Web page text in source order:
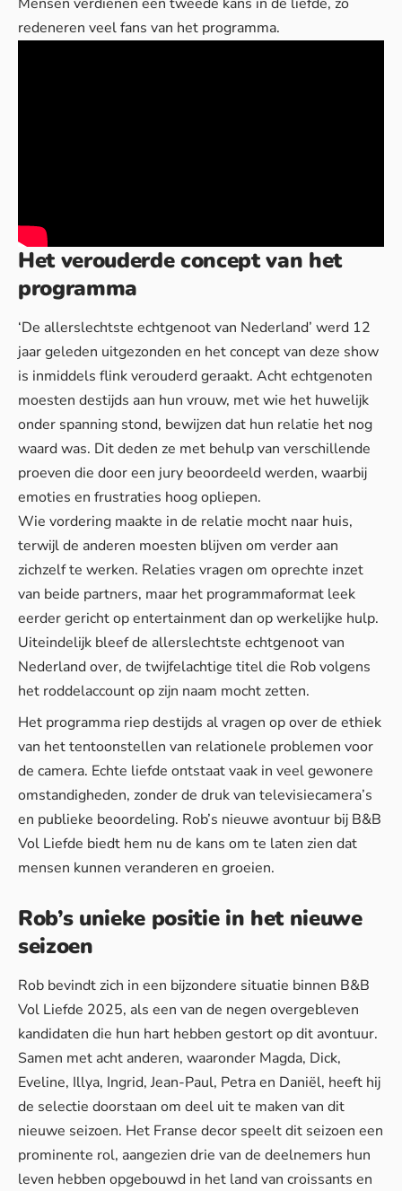
redeneren veel fans van het programma.
Het verouderde concept van het
programma
‘De allerslechtste echtgenoot van Nederland’ werd 12
jaar geleden uitgezonden en het concept van deze show
is inmiddels flink verouderd geraakt. Acht echtgenoten
moesten destijds aan hun vrouw, met wie het huwelijk
onder spanning stond, bewijzen dat hun relatie het nog
waard was. Dit deden ze met behulp van verschillende
proeven die door een jury beoordeeld werden, waarbij
emoties en frustraties hoog opliepen.
Wie vordering maakte in de relatie mocht naar huis,
terwijl de anderen moesten blijven om verder aan
zichzelf te werken. Relaties vragen om oprechte inzet
van beide partners, maar het programmaformat leek
eerder gericht op entertainment dan op werkelijke hulp.
Uiteindelijk bleef de allerslechtste echtgenoot van
Nederland over, de twijfelachtige titel die Rob volgens
het roddelaccount op zijn naam mocht zetten.
Het programma riep destijds al vragen op over de ethiek
van het tentoonstellen van relationele problemen voor
de camera. Echte liefde ontstaat vaak in veel gewonere
omstandigheden, zonder de druk van televisiecamera’s
en publieke beoordeling. Rob’s nieuwe avontuur bij B&B
Vol Liefde biedt hem nu de kans om te laten zien dat
mensen kunnen veranderen en groeien.
Rob’s unieke positie in het nieuwe
seizoen
Rob bevindt zich in een bijzondere situatie binnen B&B
Vol Liefde 2025, als een van de negen overgebleven
kandidaten die hun hart hebben gestort op dit avontuur.
Samen met acht anderen, waaronder Magda, Dick,
Eveline, Illya, Ingrid, Jean-Paul, Petra en Daniël, heeft hij
de selectie doorstaan om deel uit te maken van dit
nieuwe seizoen. Het Franse decor speelt dit seizoen een
prominente rol, aangezien drie van de deelnemers hun
leven hebben opgebouwd in het land van croissants en